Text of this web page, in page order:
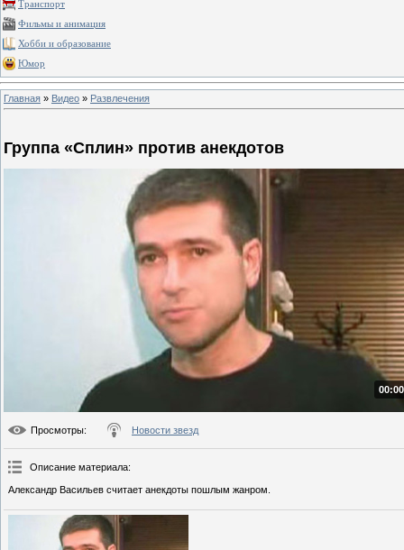
Транспорт
Фильмы и анимация
Хобби и образование
Юмор
Главная » Видео » Развлечения
Группа «Сплин» против анекдотов
Просмотры: Новости звезд
Описание материала:
Александр Васильев считает анекдоты пошлым жанром.